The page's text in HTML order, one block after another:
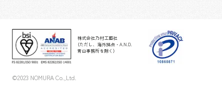
株式会社乃村工藝社
（ただし、海外拠点・A.N.D.
青山事務所を除く）
©2023 NOMURA Co.,Ltd.